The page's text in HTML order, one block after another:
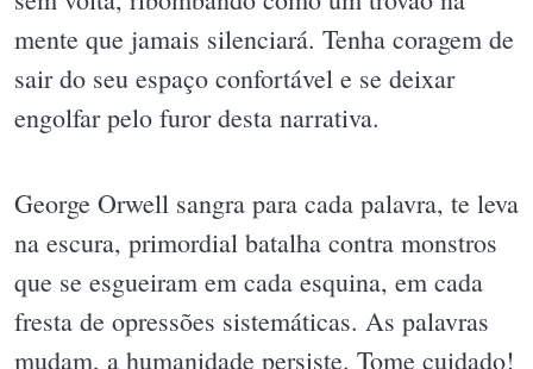
mente que jamais silenciará. Tenha coragem de
sair do seu espaço confortável e se deixar
engolfar pelo furor desta narrativa.
George Orwell sangra para cada palavra, te leva
na escura, primordial batalha contra monstros
que se esgueiram em cada esquina, em cada
fresta de opressões sistemáticas. As palavras
mudam, a humanidade persiste. Tome cuidado!